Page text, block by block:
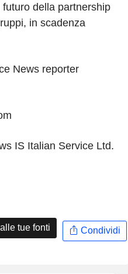
della partnership
in scadenza
News reporter
IS Italian Service Ltd.
tue fonti Condividi